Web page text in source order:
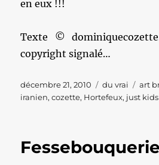
en eux !!!
Texte ©
copyright signalé…
Publié
le
décembre 21, 2010 Catégories
du vrai art
iranien,cozette, Hortefeux, just